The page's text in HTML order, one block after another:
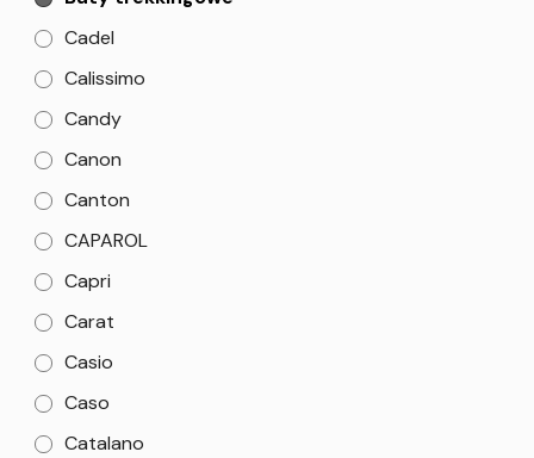
Cadel
Calissimo
Candy
Canon
Canton
CAPAROL
Capri
Carat
Casio
Caso
Catalano